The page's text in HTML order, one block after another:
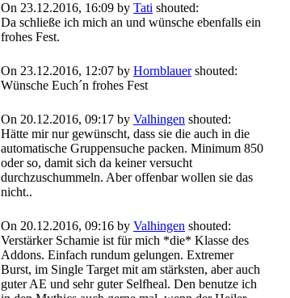
On 23.12.2016, 16:09 by Tati shouted:
Da schließe ich mich an und wünsche ebenfalls ein
frohes Fest.
On 23.12.2016, 12:07 by Hornblauershouted:
Wünsche Euch´n frohes Fest
On 20.12.2016, 09:17 by Valhingen shouted:
Hätte mir nur gewünscht, dass sie die auch in die
automatische Gruppensuche packen. Minimum 850
oder so, damit sich da keiner versucht
durchzuschummeln. Aber offenbar wollen sie das
nicht..
On 20.12.2016, 09:16 by Valhingen shouted:
Verstärker Schamie ist für mich *die* Klasse des
Addons. Einfach rundum gelungen. Extremer
Burst, im Single Target mit am stärksten, aber auch
guter AE und sehr guter Selfheal. Den benutze ich